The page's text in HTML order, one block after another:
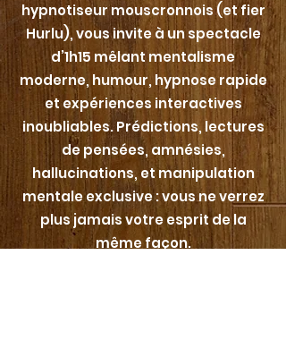
hypnotiseur mouscronnois (et fier
Hurlu), vous invite à un spectacle
d’1h15 mêlant mentalisme
moderne, humour, hypnose rapide
et expériences interactives
inoubliables. Prédictions, lectures
de pensées, amnésies,
hallucinations, et manipulation
mentale exclusive : vous ne verrez
plus jamais votre esprit de la
même façon.